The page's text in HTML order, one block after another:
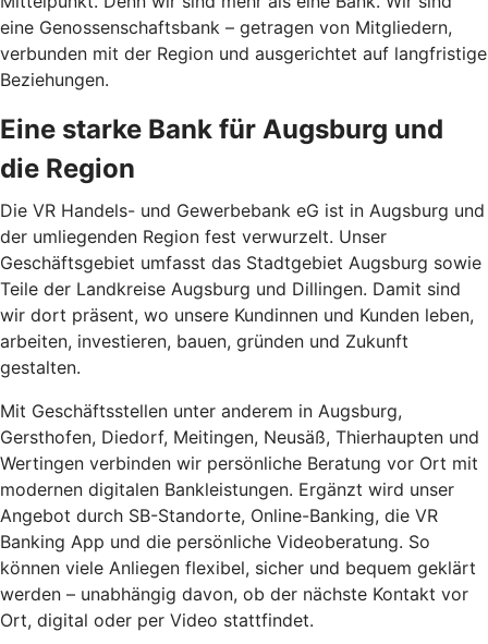
eine Genossenschaftsbank – getragen von Mitgliedern,
verbunden mit der Region und ausgerichtet auf langfristige
Beziehungen.
Eine starke Bank für Augsburg und
die Region
Die VR Handels- und Gewerbebank eG ist in Augsburg und
der umliegenden Region fest verwurzelt. Unser
Geschäftsgebiet umfasst das Stadtgebiet Augsburg sowie
Teile der Landkreise Augsburg und Dillingen. Damit sind
wir dort präsent, wo unsere Kundinnen und Kunden leben,
arbeiten, investieren, bauen, gründen und Zukunft
gestalten.
Mit Geschäftsstellen unter anderem in Augsburg,
Gersthofen, Diedorf, Meitingen, Neusäß, Thierhaupten und
Wertingen verbinden wir persönliche Beratung vor Ort mit
modernen digitalen Bankleistungen. Ergänzt wird unser
Angebot durch SB-Standorte, Online-Banking, die VR
Banking App und die persönliche Videoberatung. So
können viele Anliegen flexibel, sicher und bequem geklärt
werden – unabhängig davon, ob der nächste Kontakt vor
Ort, digital oder per Video stattfindet.